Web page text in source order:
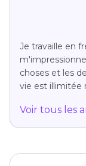
Je travaille en
choses et les
vie est illimitée
Voir tous les